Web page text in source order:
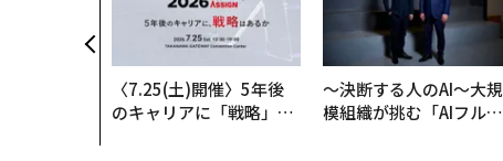
〈7.25(土)開催〉5年後
のキャリアに「戦略」は
〜決断する人のAI〜大規
模組織が挑む「AIフル実